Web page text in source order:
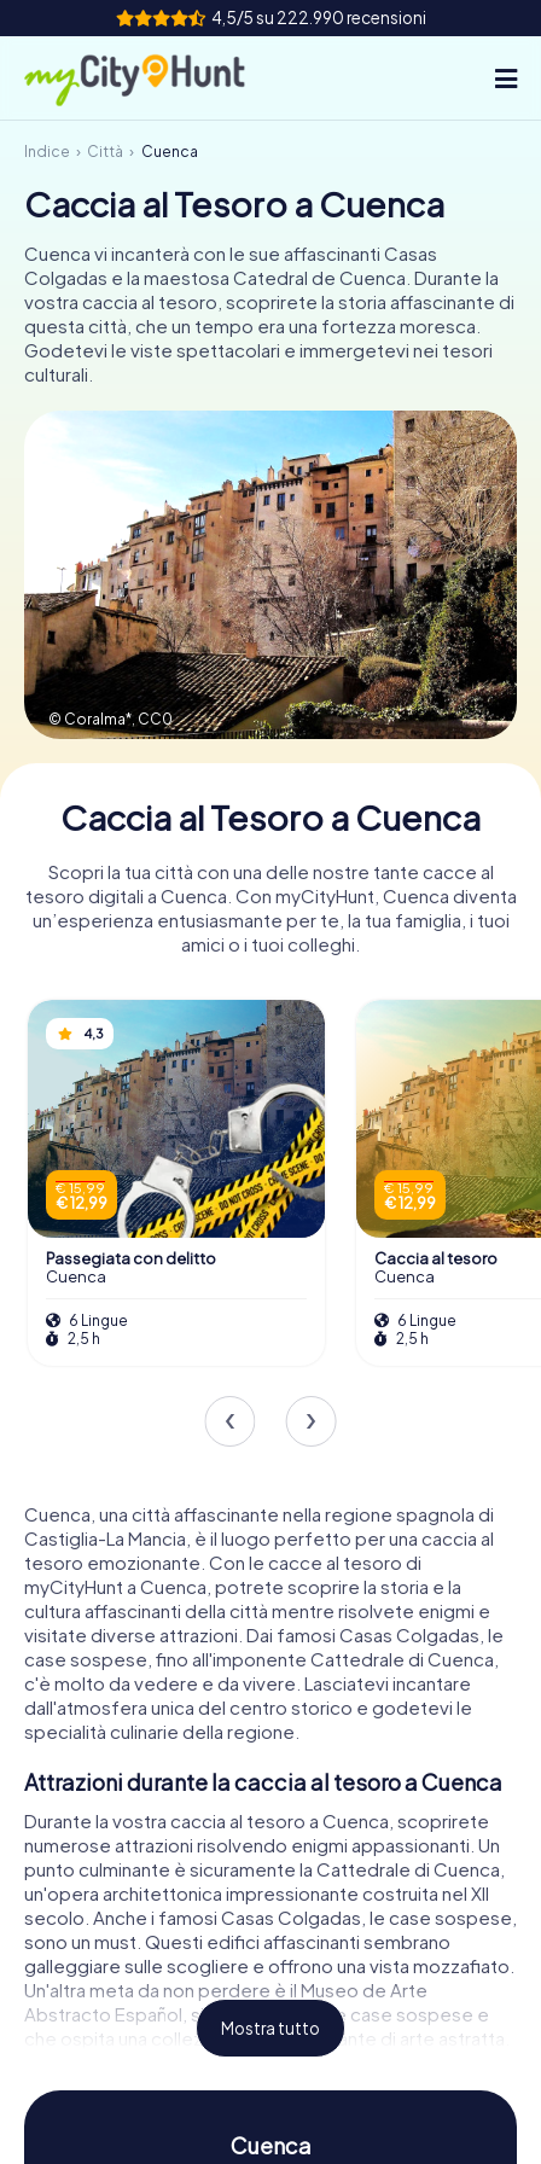
4,5/5 su 222.990 recensioni
Come funziona
Città
Tour
Team Building
Biglietti
DE
UK
IE
NL
Prenota Biglietti
Acquista i Voucher
Indice Città Cuenca
Caccia al Tesoro a Cuenca
Cuenca vi incanterà con le sue affascinanti Casas
Colgadas e la maestosa Catedral de Cuenca. Durante la
vostra caccia al tesoro, scoprirete la storia affascinante di
questa città, che un tempo era una fortezza moresca.
Godetevi le viste spettacolari e immergetevi nei tesori
culturali.
© Coralma*, CC0
Caccia al Tesoro a Cuenca
Scopri la tua città con una delle nostre tante cacce al
tesoro digitali a Cuenca. Con myCityHunt, Cuenca diventa
un’esperienza entusiasmante per te, la tua famiglia, i tuoi
amici o i tuoi colleghi.
4,3
€ 15,99
€ 12,99
Passegiata con delitto
Cuenca
6 Lingue
2,5 h
€ 15,99
€ 12,99
Caccia al tesoro
Cuenca
6 Lingue
2,5 h
Cuenca, una città affascinante nella regione spagnola di
Castiglia-La Mancia, è il luogo perfetto per una caccia al
tesoro emozionante. Con le cacce al tesoro di
myCityHunt a Cuenca, potrete scoprire la storia e la
cultura affascinanti della città mentre risolvete enigmi e
visitate diverse attrazioni. Dai famosi Casas Colgadas, le
case sospese, fino all'imponente Cattedrale di Cuenca,
c'è molto da vedere e da vivere. Lasciatevi incantare
dall'atmosfera unica del centro storico e godetevi le
specialità culinarie della regione.
Attrazioni durante la caccia al tesoro a Cuenca
Durante la vostra caccia al tesoro a Cuenca, scoprirete
numerose attrazioni risolvendo enigmi appassionanti. Un
punto culminante è sicuramente la Cattedrale di Cuenca,
un'opera architettonica impressionante costruita nel XII
secolo. Anche i famosi Casas Colgadas, le case sospese,
sono un must. Questi edifici affascinanti sembrano
galleggiare sulle scogliere e offrono una vista mozzafiato.
Un'altra meta da non perdere è il Museo de Arte
Abstracto Español, situato in una delle case sospese e
che ospita una collezione impressionante di arte astratta.
Storia e cultura durante la caccia al tesoro a
Cuenca
Una caccia al tesoro a Cuenca non è solo un'avventura, ma
Mostra tutto
Cuenca